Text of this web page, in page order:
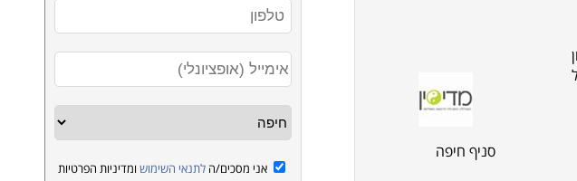
סניף חיפה
אני מסכים/הלתנאי השימוש ומדיניות הפרטיות